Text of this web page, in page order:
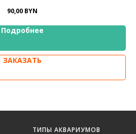
90,00 BYN
Подробнее
ЗАКАЗАТЬ
ТИПЫ АКВАРИУМОВ